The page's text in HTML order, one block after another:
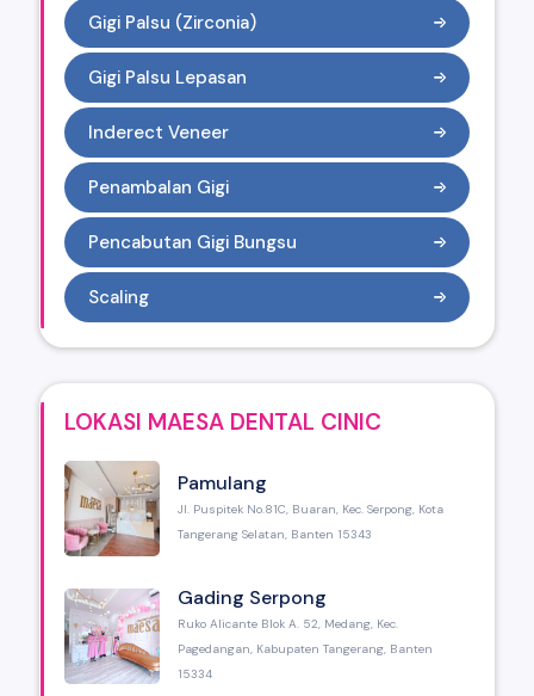
Gigi Palsu (Zirconia)
Gigi Palsu Lepasan
Inderect Veneer
Penambalan Gigi
Pencabutan Gigi Bungsu
Scaling
LOKASI MAESA DENTAL CINIC
Pamulang
Jl. Puspitek No.81C, Buaran, Kec. Serpong, Kota
Tangerang Selatan, Banten 15343
Gading Serpong
Ruko Alicante Blok A. 52, Medang, Kec.
Pagedangan, Kabupaten Tangerang, Banten
15334